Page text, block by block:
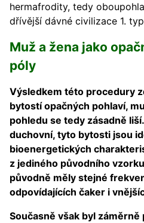
hermafrodity, tedy
dřívější dávné civilizace 1.
Muž a žena jako
póly
Výsledkem této procedury
bytostí opačných pohlaví,
pohledu se tedy zásadně
duchovní, tyto bytosti jsou
bioenergetických
z jediného původního
původně měly stejné
odpovídajících čaker i
Současně však byl